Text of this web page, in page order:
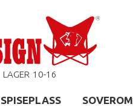
LAGER 10-16
SPISEPLASS SOVEROM